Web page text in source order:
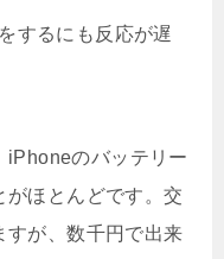
するにも反応が遅
iPhoneのバッテリー
がほとんどです。交
すが、数千円で出来